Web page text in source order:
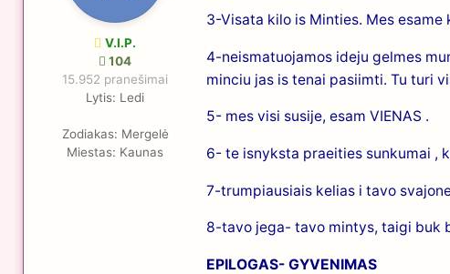
V.I.P.
104
15.952 pranešimai
Lytis: Ledi
Zodiakas: Mergelė
Miestas: Kaunas
3-Visata kilo is Minties. Mes
4-neismatuojamos ideju gelmes
minciu jas is tenai pasiimti. Tu turi
5- mes visi susije, esam VIENAS .
6- te isnyksta praeities sunkumai ,
7-trumpiausiais kelias i tavo
8-tavo jega- tavo mintys, taigi buk
EPILOGAS- GYVENIMAS